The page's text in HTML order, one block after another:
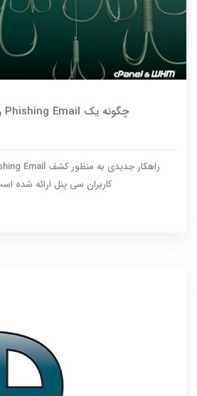
چگونه یک Phishing Email را کشف کنیم
کاربران سی پنل ارائه شده